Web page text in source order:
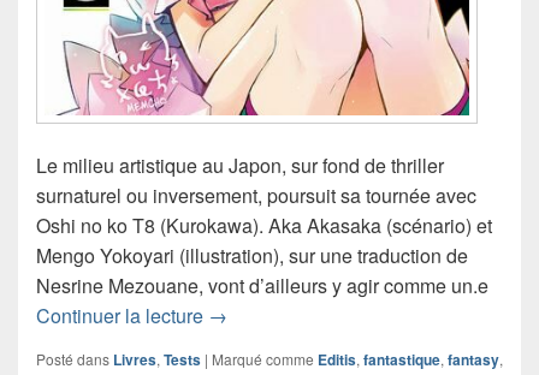
Le milieu artistique au Japon, sur fond de thriller
surnaturel ou inversement, poursuit sa tournée avec
Oshi no ko T8 (Kurokawa). Aka Akasaka (scénario) et
Mengo Yokoyari (illustration), sur une traduction de
Nesrine Mezouane, vont d’ailleurs y agir comme un.e
Continuer la lecture Chronique manga Oshi no ko T8
→
Posté dans Livres, Tests | Marqué comme Editis, fantastique, fantasy,